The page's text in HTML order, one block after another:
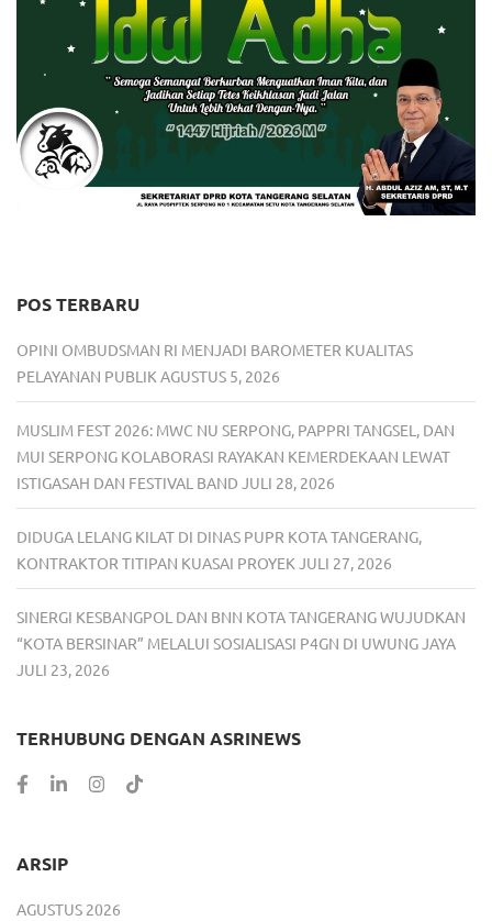
POS TERBARU
OPINI OMBUDSMAN RI MENJADI BAROMETER KUALITAS
PELAYANAN PUBLIK AGUSTUS 5, 2026
MUSLIM FEST 2026: MWC NU SERPONG, PAPPRI TANGSEL, DAN
MUI SERPONG KOLABORASI RAYAKAN KEMERDEKAAN LEWAT
ISTIGASAH DAN FESTIVAL BAND JULI 28, 2026
DIDUGA LELANG KILAT DI DINAS PUPR KOTA TANGERANG,
KONTRAKTOR TITIPAN KUASAI PROYEK JULI 27, 2026
SINERGI KESBANGPOL DAN BNN KOTA TANGERANG WUJUDKAN
“KOTA BERSINAR” MELALUI SOSIALISASI P4GN DI UWUNG JAYA
JULI 23, 2026
TERHUBUNG DENGAN ASRINEWS
ARSIP
AGUSTUS 2026